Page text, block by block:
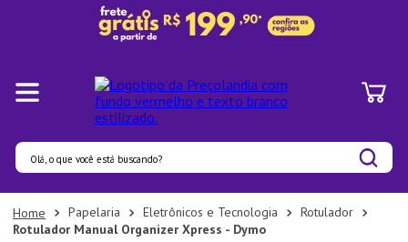
Olá, o que você está buscando?
Papelaria Eletrônicos e Tecnologia
Rotulador
Rotulador Manual Organizer Xpress - Dymo
Termos mais buscados
1º
Panelas